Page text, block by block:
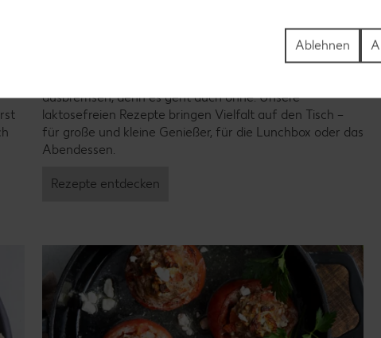
ausbremsen, denn es geht auch ohne. Unsere
laktosefreien Rezepte bringen Vielfalt auf den Tisch –
für große und kleine Genießer, für die Lunchbox oder das
Abendessen.
Rezepte entdecken
Ablehnen